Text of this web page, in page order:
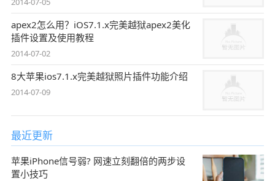
apex2怎么用？iOS7.1.x完美越狱apex2美化
插件设置及使用教程
2014-07-02
8大苹果ios7.1.x完美越狱照片插件功能介绍
2014-07-09
最近更新
苹果iPhone信号弱? 网速立刻翻倍的两步设
置小技巧